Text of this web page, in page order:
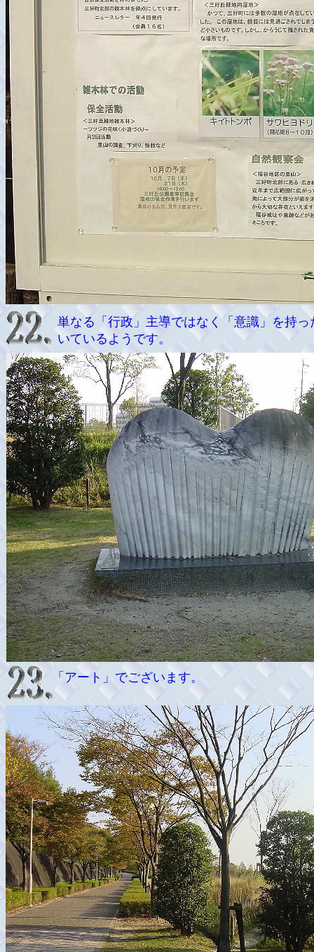
単なる「行政」主導ではなく「意識」を持
いているようです。
「アート」でございます。